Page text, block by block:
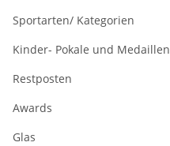
Sportarten/ Kategorien
Kinder- Pokale und Medaillen
Restposten
Awards
Glas